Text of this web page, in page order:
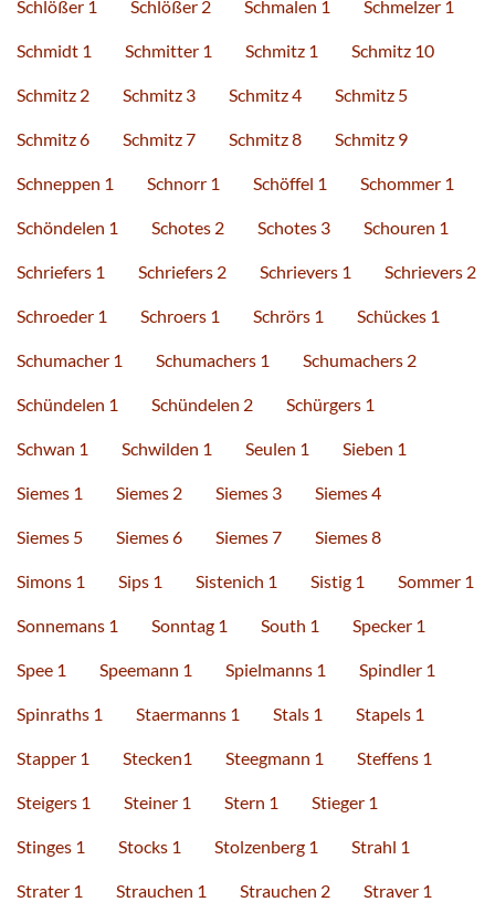
Schlößer 1 Schlößer 2 Schmalen 1 Schmelzer 1
Schmidt 1 Schmitter 1 Schmitz 1 Schmitz 10
Schmitz 2 Schmitz 3 Schmitz 4 Schmitz 5
Schmitz 6 Schmitz 7 Schmitz 8 Schmitz 9
Schneppen 1 Schnorr 1 Schöffel 1 Schommer 1
Schöndelen 1 Schotes 2 Schotes 3 Schouren 1
Schriefers 1 Schriefers 2 Schrievers 1 Schrievers 2
Schroeder 1 Schroers 1 Schrörs 1 Schückes 1
Schumacher 1 Schumachers 1 Schumachers 2
Schündelen 1 Schündelen 2 Schürgers 1
Schwan 1 Schwilden 1 Seulen 1 Sieben 1
Siemes 1 Siemes 2 Siemes 3 Siemes 4
Siemes 5 Siemes 6 Siemes 7 Siemes 8
Simons 1 Sips 1 Sistenich 1 Sistig 1 Sommer 1
Sonnemans 1 Sonntag 1 South 1 Specker 1
Spee 1 Speemann 1 Spielmanns 1 Spindler 1
Spinraths 1 Staermanns 1 Stals 1 Stapels 1
Stapper 1 Stecken1 Steegmann 1 Steffens 1
Steigers 1 Steiner 1 Stern 1 Stieger 1
Stinges 1 Stocks 1 Stolzenberg 1 Strahl 1
Strater 1 Strauchen 1 Strauchen 2 Straver 1